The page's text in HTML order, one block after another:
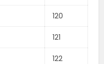
120
121
122